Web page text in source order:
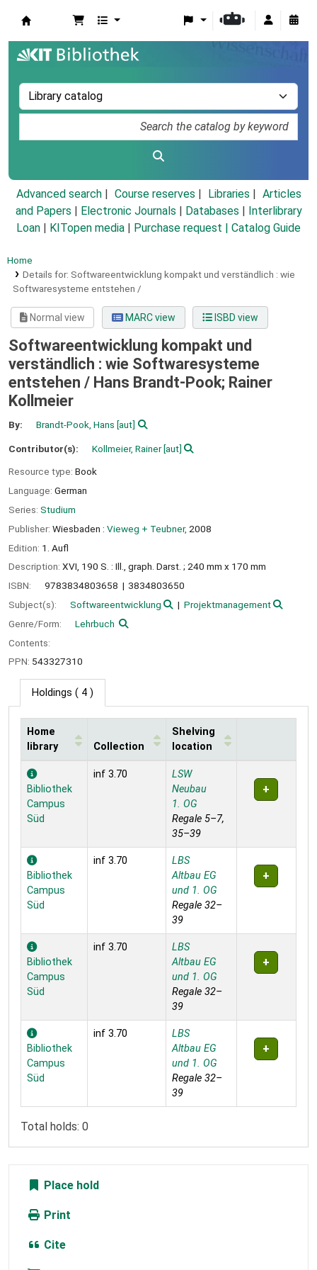
Advanced search Course reserves Libraries
Articles
and Papers
Electronic Journals Databases
Interlibrary
Loan
KITopen media Purchase request | Catalog Guide
Home
Details for: Softwareentwicklung kompakt und verständlich : wie
Softwaresysteme entstehen /
Normal view MARC view ISBD view
Softwareentwicklung kompakt und
verständlich : wie Softwaresysteme
entstehen / Hans Brandt-Pook; Rainer
Kollmeier
By: Brandt-Pook, Hans [aut]
Contributor(s): Kollmeier, Rainer[aut]
Resource type: Book
Language: German
Series: Studium
Publisher: Wiesbaden : Vieweg + Teubner, 2008
Edition: 1. Aufl
Description: XVI, 190 S. : Ill., graph. Darst. ; 240 mm x 170 mm
ISBN:
9783834803658
3834803650
Subject(s):
Softwareentwicklung
Projektmanagement
Genre/Form:
Lehrbuch
Contents:
PPN: 543327310
Holdings ( 4 )
Holdings
Home
library
Collection
Shelving
location
Bibliothek
Campus
Süd
inf 3.70
LSW
Neubau
1. OG
Regale 5–7,
35–39
Bibliothek
Campus
Süd
inf 3.70
LBS
Altbau EG
und 1. OG
Regale 32–
39
Bibliothek
Campus
Süd
inf 3.70
LBS
Altbau EG
und 1. OG
Regale 32–
39
Bibliothek
Campus
Süd
inf 3.70
LBS
Altbau EG
und 1. OG
Regale 32–
39
Total holds: 0
Place hold
Print
Cite